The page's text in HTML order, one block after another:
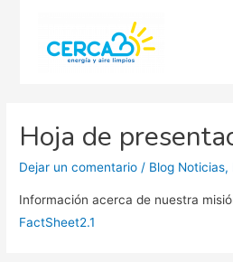
Hoja de
Dejar un comentario / Blog Noticias,
Información acerca de nuestra
FactSheet2.1